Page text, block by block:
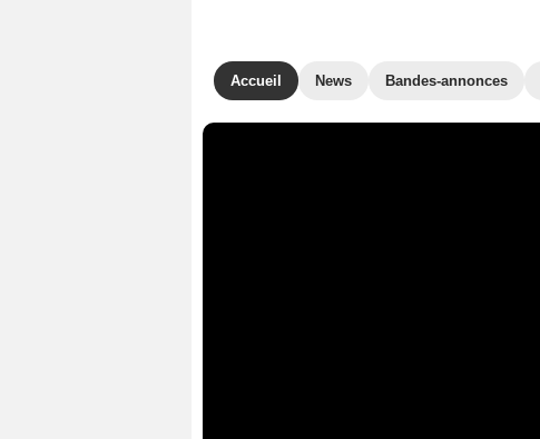
Accueil News Bandes-annonces